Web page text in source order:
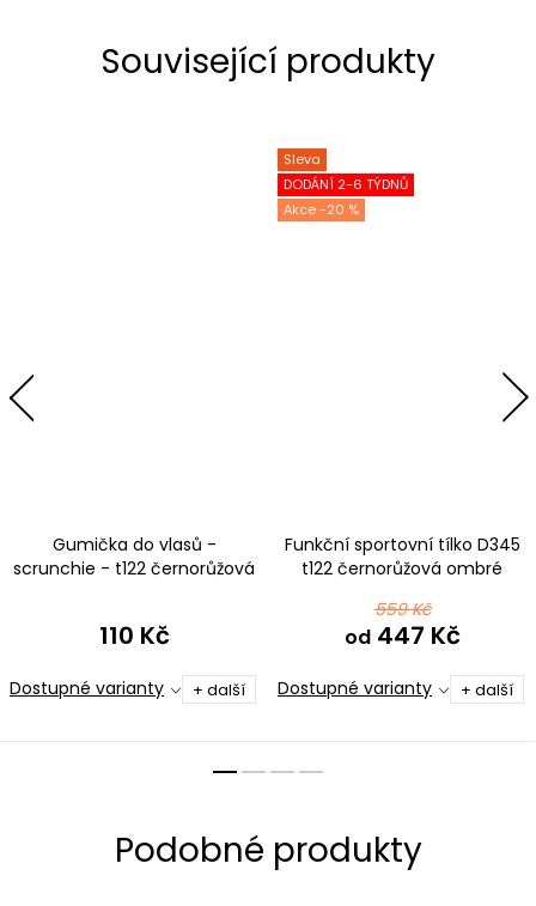
Související produkty
Gumička do vlasů -
scrunchie - t122 černorůžová
110 Kč
Dostupné varianty + další
Sleva
DODÁNÍ 2-6 TÝDNŮ
-20 %
Funkční sportovní tílko D345
t122 černorůžová ombré
559 Kč
od447 Kč
Dostupné varianty + další